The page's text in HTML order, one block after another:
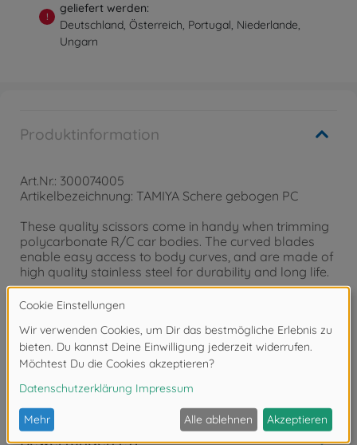
!
geliefert werden:
Deutschland, Österreich, Portugal, Niederlande,
Ungarn
Produktinformation
Art.Nr.: 300074005
Artikelbezeichnung: TAMIYA Schere gebogen PC
These quality scissors come in handy when trimming
polycarbonate R/C car bodies. The curved blades
enable easy access to body curves, and are made of
high quality stainless steel for durability and long life.
1 Schere gebogen Polycarbonate,
Bewertungen (3)